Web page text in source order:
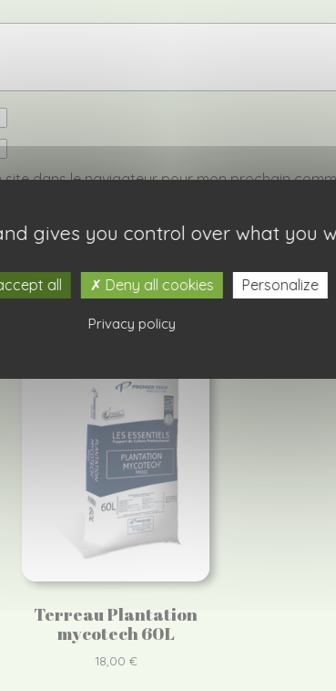
dans le navigateur pour mon prochain
Terreau Plantation
mycotech 60L
18,00 €
gives you control over what you
all Deny all cookies Personalize
Privacy policy